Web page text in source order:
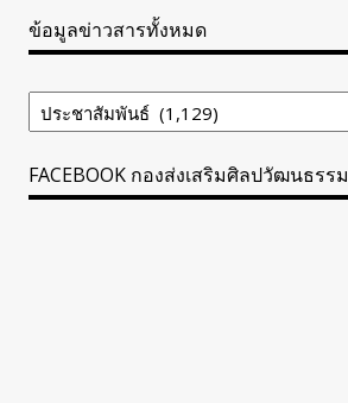
ข้อมูลข่าวสารทั้งหมด
ข้อมูล
ข่าวสาร
FACEBOOK กองส่งเสริมศิลปวัฒนธรรม